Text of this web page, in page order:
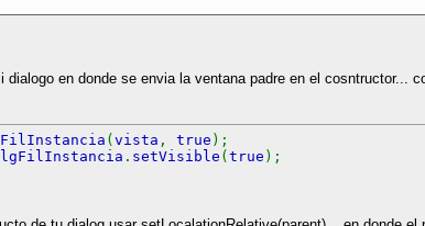
en donde se envia la ventana padre en el cosntructor...
( vista , true );
. setVisible ( true );